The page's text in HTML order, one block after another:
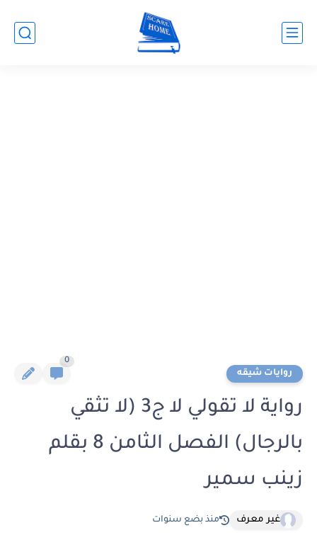
روايات شيقه
0
رواية لا تقولي لا ج3 (لا تثقي
بالرجال) الفصل الثامن 8 بقلم
زينب سمير
غير معرف منذ بضع سنوات